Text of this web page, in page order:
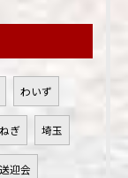
わいず
ぎ 埼玉
迎会